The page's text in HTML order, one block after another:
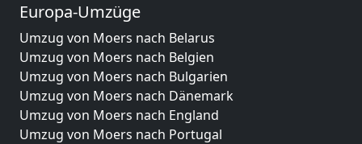
Europa-Umzüge
Umzug von Moers nach Belarus
Umzug von Moers nach Belgien
Umzug von Moers nach Bulgarien
Umzug von Moers nach Dänemark
Umzug von Moers nach England
Umzug von Moers nach Portugal